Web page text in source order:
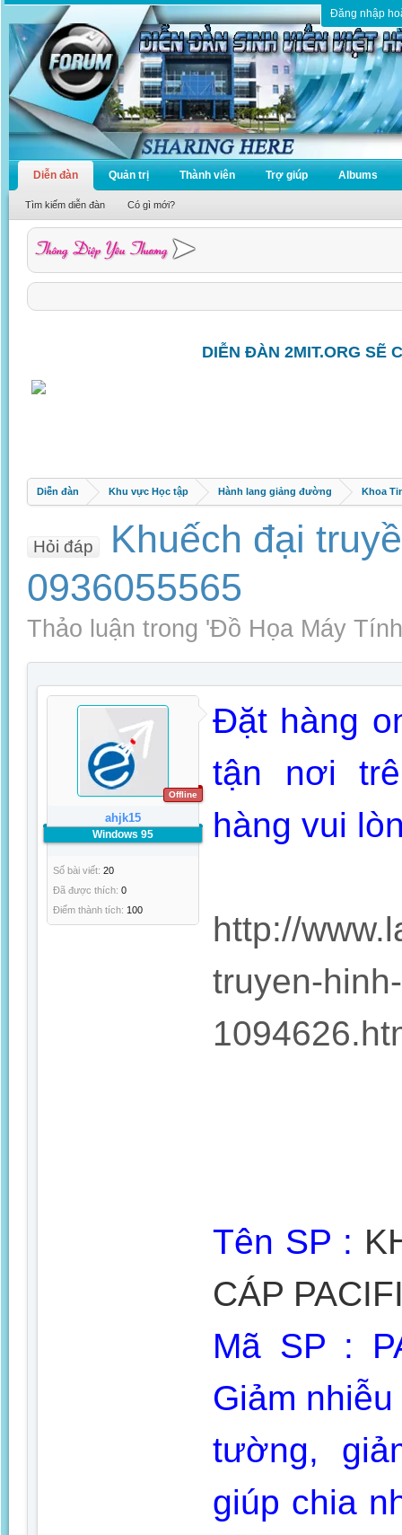
Đăng nhập
Diễn đàn
Tìm kiếm diễn đàn Có gì mới?
Quản trị Thành viên Trợ giúp Albums
DIỄN ĐÀN 2MIT.ORG SẼ
Diễn đàn Khu vực Học tập Hành lang giảng đường Khoa
Hỏi đáp
Khuếch đại
0936055565
Thảo luận trong 'Đồ Họa Máy Tính
Offline
ahjk15
Windows 95
Số bài viết: 20
Đã được thích: 0
Điểm thành tích: 100
Đặt hàng
tận nơi
hàng vui
http://
truyen-
Tên SP :
CÁP
Mã SP :
Giảm
tường,
giúp chia